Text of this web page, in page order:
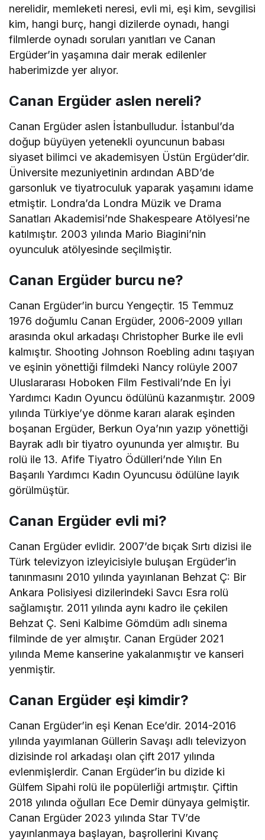
nerelidir, memleketi neresi, evli mi, eşi kim, sevgilisi
kim, hangi burç, hangi dizilerde oynadı, hangi
filmlerde oynadı soruları yanıtları ve Canan
Ergüder’in yaşamına dair merak edilenler
haberimizde yer alıyor.
Canan Ergüder aslen nereli?
Canan Ergüder aslen İstanbulludur. İstanbul’da
doğup büyüyen yetenekli oyuncunun babası
siyaset bilimci ve akademisyen Üstün Ergüder’dir.
Üniversite mezuniyetinin ardından ABD’de
garsonluk ve tiyatroculuk yaparak yaşamını idame
etmiştir. Londra’da Londra Müzik ve Drama
Sanatları Akademisi’nde Shakespeare Atölyesi’ne
katılmıştır. 2003 yılında Mario Biagini’nin
oyunculuk atölyesinde seçilmiştir.
Canan Ergüder burcu ne?
Canan Ergüder’in burcu Yengeçtir. 15 Temmuz
1976 doğumlu Canan Ergüder, 2006-2009 yılları
arasında okul arkadaşı Christopher Burke ile evli
kalmıştır. Shooting Johnson Roebling adını taşıyan
ve eşinin yönettiği filmdeki Nancy rolüyle 2007
Uluslararası Hoboken Film Festivali’nde En İyi
Yardımcı Kadın Oyuncu ödülünü kazanmıştır. 2009
yılında Türkiye’ye dönme kararı alarak eşinden
boşanan Ergüder, Berkun Oya’nın yazıp yönettiği
Bayrak adlı bir tiyatro oyununda yer almıştır. Bu
rolü ile 13. Afife Tiyatro Ödülleri’nde Yılın En
Başarılı Yardımcı Kadın Oyuncusu ödülüne layık
görülmüştür.
Canan Ergüder evli mi?
Canan Ergüder evlidir. 2007’de bıçak Sırtı dizisi ile
Türk televizyon izleyicisiyle buluşan Ergüder’in
tanınmasını 2010 yılında yayınlanan Behzat Ç: Bir
Ankara Polisiyesi dizilerindeki Savcı Esra rolü
sağlamıştır. 2011 yılında aynı kadro ile çekilen
Behzat Ç. Seni Kalbime Gömdüm adlı sinema
filminde de yer almıştır. Canan Ergüder 2021
yılında Meme kanserine yakalanmıştır ve kanseri
yenmiştir.
Canan Ergüder eşi kimdir?
Canan Ergüder’in eşi Kenan Ece’dir. 2014-2016
yılında yayımlanan Güllerin Savaşı adlı televizyon
dizisinde rol arkadaşı olan çift 2017 yılında
evlenmişlerdir. Canan Ergüder’in bu dizide ki
Gülfem Sipahi rolü ile popülerliği artmıştır. Çiftin
2018 yılında oğulları Ece Demir dünyaya gelmiştir.
Canan Ergüder 2023 yılında Star TV’de
yayınlanmaya başlayan, başrollerini Kıvanç